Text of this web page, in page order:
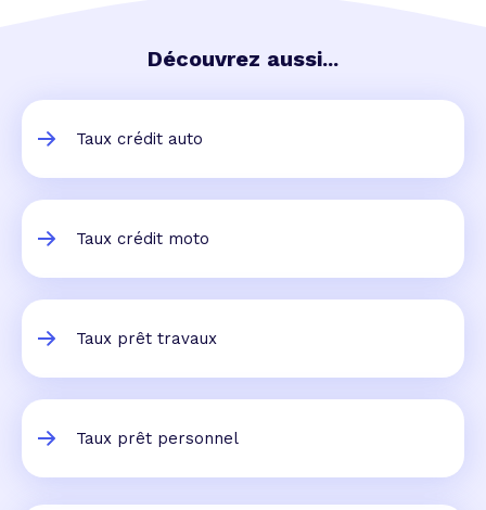
Découvrez aussi...
Taux crédit auto
Taux crédit moto
Taux prêt travaux
Taux prêt personnel